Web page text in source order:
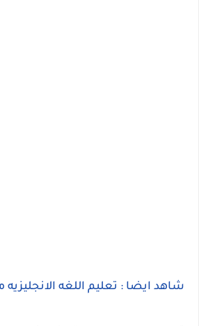
شاهد ايضا : تعليم اللغه الانجليزيه